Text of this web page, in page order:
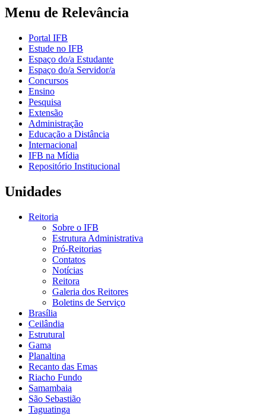
Menu de Relevância
Portal IFB
Estude no IFB
Espaço do/a Estudante
Espaço do/a Servidor/a
Concursos
Ensino
Pesquisa
Extensão
Administração
Educação a Distância
Internacional
IFB na Mídia
Repositório Institucional
Unidades
Reitoria
Sobre o IFB
Estrutura Administrativa
Pró-Reitorias
Contatos
Notícias
Reitora
Galeria dos Reitores
Boletins de Serviço
Brasília
Ceilândia
Estrutural
Gama
Planaltina
Recanto das Emas
Riacho Fundo
Samambaia
São Sebastião
Taguatinga